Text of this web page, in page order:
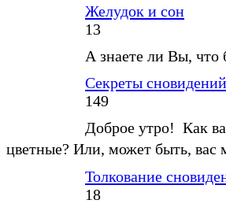
Желудок и сон
13
А знаете ли Вы,
Секреты сновидений
149
Доброе утро! Как
цветные? Или, может быть,
Толкование
18